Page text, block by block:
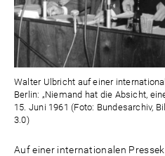
Walter Ulbricht auf einer
Berlin: „Niemand hat die Absicht,
15. Juni 1961 (Foto: Bundesarchiv,
3.0)
Auf einer internationalen